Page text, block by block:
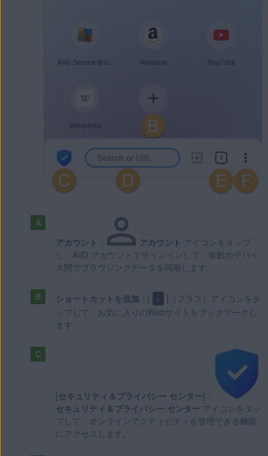
アカウント ： アカウント アイコンをタップ
し、AVG アカウントでサインインして、複数のデバイ
ス間でブラウジングデータを同期します。
ショートカットを追加 ：[ + ]（プラス）アイコンをタ
ップして、お気に入りのWebサイトをブックマークし
ます。
[セキュリティ＆プライバシー センター]：
セキュリティ＆プライバシー センター アイコンをタッ
プして、オンラインアクティビティを管理できる機能
にアクセスします。